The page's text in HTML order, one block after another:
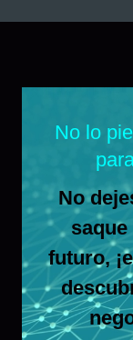
No lo
No
saque
futuro,